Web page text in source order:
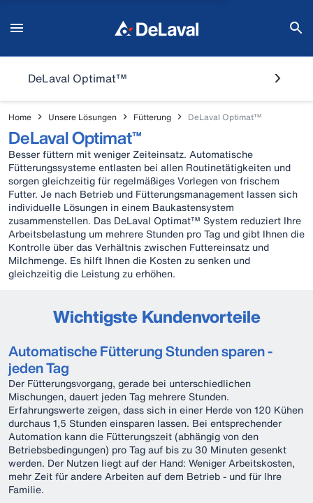
DeLaval Optimat™
Home Unsere Lösungen Fütterung DeLaval Optimat™
DeLaval Optimat™
Besser füttern mit weniger Zeiteinsatz. Automatische
Fütterungssysteme entlasten bei allen Routinetätigkeiten und
sorgen gleichzeitig für regelmäßiges Vorlegen von frischem
Futter. Je nach Betrieb und Fütterungsmanagement lassen sich
individuelle Lösungen in einem Baukastensystem
zusammenstellen. Das DeLaval Optimat™ System reduziert Ihre
Arbeitsbelastung um mehrere Stunden pro Tag und gibt Ihnen die
Kontrolle über das Verhältnis zwischen Futtereinsatz und
Milchmenge. Es hilft Ihnen die Kosten zu senken und
gleichzeitig die Leistung zu erhöhen.
Wichtigste Kundenvorteile
Automatische Fütterung Stunden sparen -
jeden Tag
Der Fütterungsvorgang, gerade bei unterschiedlichen
Mischungen, dauert jeden Tag mehrere Stunden.
Erfahrungswerte zeigen, dass sich in einer Herde von 120 Kühen
durchaus 1,5 Stunden einsparen lassen. Bei entsprechender
Automation kann die Fütterungszeit (abhängig von den
Betriebsbedingungen) pro Tag auf bis zu 30 Minuten gesenkt
werden. Der Nutzen liegt auf der Hand: Weniger Arbeitskosten,
mehr Zeit für andere Arbeiten auf dem Betrieb - und für Ihre
Familie.